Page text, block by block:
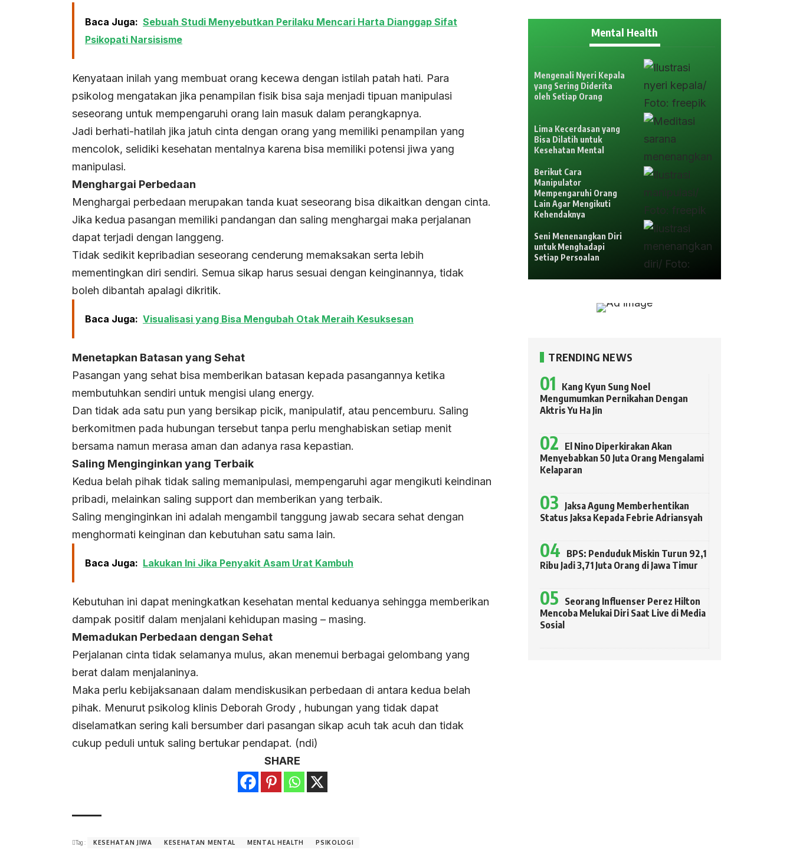
Baca Juga: Sebuah Studi Menyebutkan Perilaku Mencari Harta Dianggap Sifat
Psikopati Narsisisme
Kenyataan inilah yang membuat orang kecewa dengan istilah patah hati. Para
psikolog mengatakan jika penampilan fisik bisa saja menjadi tipuan manipulasi
seseorang untuk mempengaruhi orang lain masuk dalam perangkapnya.
Jadi berhati-hatilah jika jatuh cinta dengan orang yang memiliki penampilan yang
mencolok, selidiki kesehatan mentalnya karena bisa memiliki potensi jiwa yang
manipulasi.
Menghargai Perbedaan
Menghargai perbedaan merupakan tanda kuat seseorang bisa dikaitkan dengan cinta.
Jika kedua pasangan memiliki pandangan dan saling menghargai maka perjalanan
dapat terjadi dengan langgeng.
Tidak sedikit kepribadian seseorang cenderung memaksakan serta lebih
mementingkan diri sendiri. Semua sikap harus sesuai dengan keinginannya, tidak
boleh dibantah apalagi dikritik.
Baca Juga: Visualisasi yang Bisa Mengubah Otak Meraih Kesuksesan
Menetapkan Batasan yang Sehat
Pasangan yang sehat bisa memberikan batasan kepada pasangannya ketika
membutuhkan sendiri untuk mengisi ulang energy.
Dan tidak ada satu pun yang bersikap picik, manipulatif, atau pencemburu. Saling
berkomitmen pada hubungan tersebut tanpa perlu menghabiskan setiap menit
bersama namun merasa aman dan adanya rasa kepastian.
Saling Menginginkan yang Terbaik
Kedua belah pihak tidak saling memanipulasi, mempengaruhi agar mengikuti keindinan
pribadi, melainkan saling support dan memberikan yang terbaik.
Saling menginginkan ini adalah mengambil tanggung jawab secara sehat dengan
menghormati keinginan dan kebutuhan satu sama lain.
Baca Juga: Lakukan Ini Jika Penyakit Asam Urat Kambuh
Kebutuhan ini dapat meningkatkan kesehatan mental keduanya sehingga memberikan
dampak positif dalam menjalani kehidupan masing – masing.
Memadukan Perbedaan dengan Sehat
Perjalanan cinta tidak selamanya mulus, akan menemui berbagai gelombang yang
berat dalam menjalaninya.
Maka perlu kebijaksanaan dalam mendiskusikan perbedaan di antara kedua belah
pihak. Menurut psikolog klinis Deborah Grody , hubungan yang tidak dapat
diselamatkan sering kali bersumber dari pasangan sikap acuh tak acuh dan tidak
cukup peduli untuk saling bertukar pendapat. (ndi)
SHARE
Tag : KESEHATAN JIWA KESEHATAN MENTAL MENTAL HEALTH PSIKOLOGI
Mental Health
Mengenali Nyeri Kepala
yang Sering Diderita
oleh Setiap Orang
Lima Kecerdasan yang
Bisa Dilatih untuk
Kesehatan Mental
Berikut Cara
Manipulator
Mempengaruhi Orang
Lain Agar Mengikuti
Kehendaknya
Seni Menenangkan Diri
untuk Menghadapi
Setiap Persoalan
TRENDING NEWS
Kang Kyun Sung Noel
Mengumumkan Pernikahan Dengan
Aktris Yu Ha Jin
El Nino Diperkirakan Akan
Menyebabkan 50 Juta Orang Mengalami
Kelaparan
Jaksa Agung Memberhentikan
Status Jaksa Kepada Febrie Adriansyah
BPS: Penduduk Miskin Turun 92,1
Ribu Jadi 3,71 Juta Orang di Jawa Timur
Seorang Influenser Perez Hilton
Mencoba Melukai Diri Saat Live di Media
Sosial